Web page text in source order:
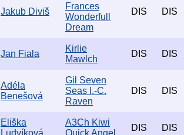
Jakub Diviš
Frances
Wonderfull
Dream
DIS DIS
Jan Fiala
Kirlie
Mawlch
DIS DIS
Adéla
Benešová
Gil Seven
Seas I.-C.
Raven
DIS DIS
Eliška
Ludvíková
A3Ch Kiwi
Quick Angel
DIS DIS